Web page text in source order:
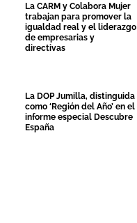
La CARM y Colabora Mujer
trabajan para promover la
igualdad real y el liderazgo
de empresarias y
directivas
La DOP Jumilla, distinguida
como ‘Región del Año’ en el
informe especial Descubre
España